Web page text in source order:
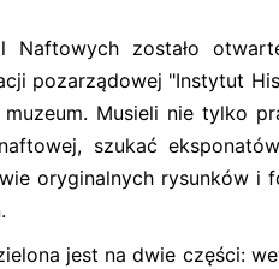
Naftowych zostało
pozarządowej "Instytut
Musieli nie tylko
szukać
oryginalnych rysunków i
jest na dwie części: